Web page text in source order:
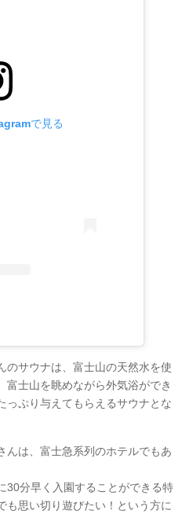
で見る
のサウナは、富士山の天然水を使
富士山を眺めながら外気浴ができ
っぷり与えてもらえるサウナとな
んは、富士急系列のホテルでもあ
30分早く入園することができる特
も思い切り遊びたい！という方に